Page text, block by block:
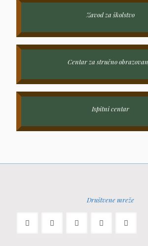
Zavod za školstvo
Centar za stručno
Ispitni centar
Društvene mreže